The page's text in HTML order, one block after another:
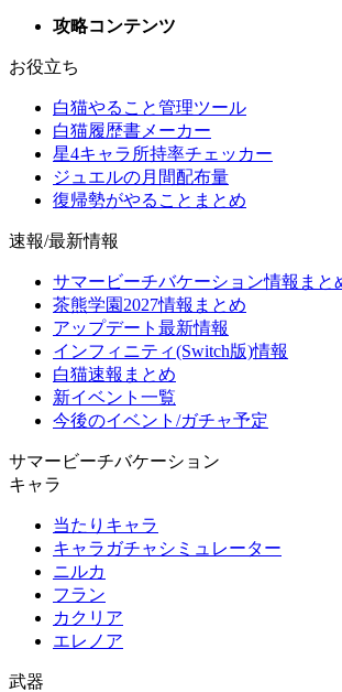
攻略コンテンツ
お役立ち
白猫やること管理ツール
白猫履歴書メーカー
星4キャラ所持率チェッカー
ジュエルの月間配布量
復帰勢がやることまとめ
速報/最新情報
サマービーチバケーション情報まと
茶熊学園2027情報まとめ
アップデート最新情報
インフィニティ(Switch版)情報
白猫速報まとめ
新イベント一覧
今後のイベント/ガチャ予定
サマービーチバケーション
キャラ
当たりキャラ
キャラガチャシミュレーター
ニルカ
フラン
カクリア
エレノア
武器